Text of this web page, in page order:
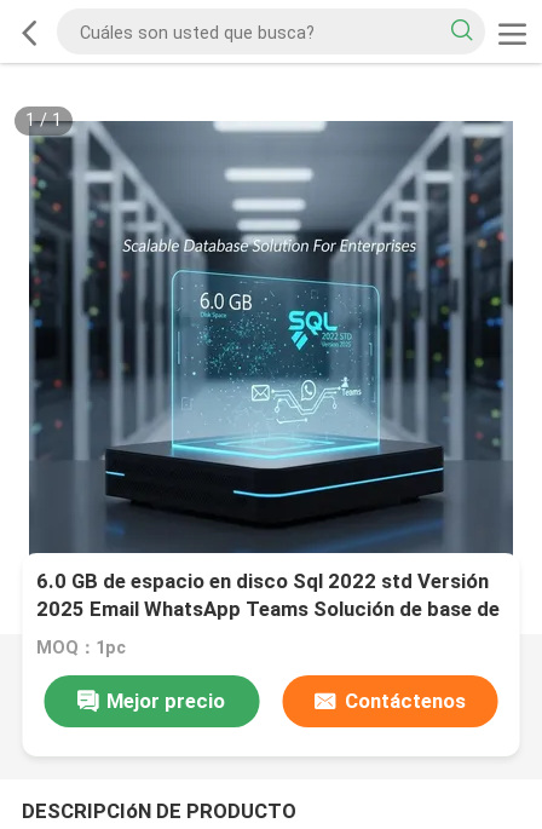
1/1
6.0 GB de espacio en disco Sql 2022 std Versión
2025 Email WhatsApp Teams Solución de base de
datos escalable para empresas
MOQ：1pc
Mejor precio Contáctenos
DESCRIPCIóN DE PRODUCTO